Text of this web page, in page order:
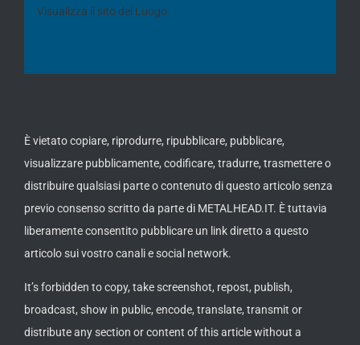
Visualizza il sito del Luogo
È vietato copiare, riprodurre, ripubblicare, pubblicare,
visualizzare pubblicamente, codificare, tradurre, trasmettere o
distribuire qualsiasi parte o contenuto di questo articolo senza
previo consenso scritto da parte di METALHEAD.IT. È tuttavia
liberamente consentito pubblicare un link diretto a questo
articolo sui vostro canali e social network.
It’s forbidden to copy, take screenshot, repost, publish,
broadcast, show in public, encode, translate, transmit or
distribute any section or content of this article without a